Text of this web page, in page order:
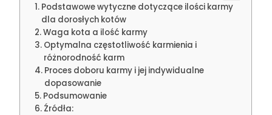
Podstawowe wytyczne dotyczące ilości karmy
dla dorosłych kotów
Waga kota a ilość karmy
Optymalna częstotliwość karmienia i
różnorodność karm
Proces doboru karmy i jej indywidualne
dopasowanie
Podsumowanie
Źródła: